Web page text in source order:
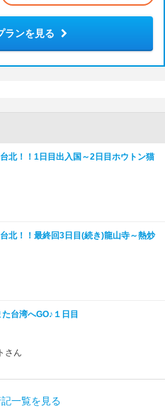
ランを見る
北！！1日目出入国～2日目ホウトン猫
北！！最終回3日目(続き)龍山寺～熱炒
台湾へGO♪１日目
さん
一覧を見る